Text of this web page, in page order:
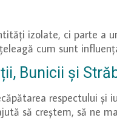
izolate, ci parte a
cum sunt
Bunicii și
respectului
să creștem, să ne